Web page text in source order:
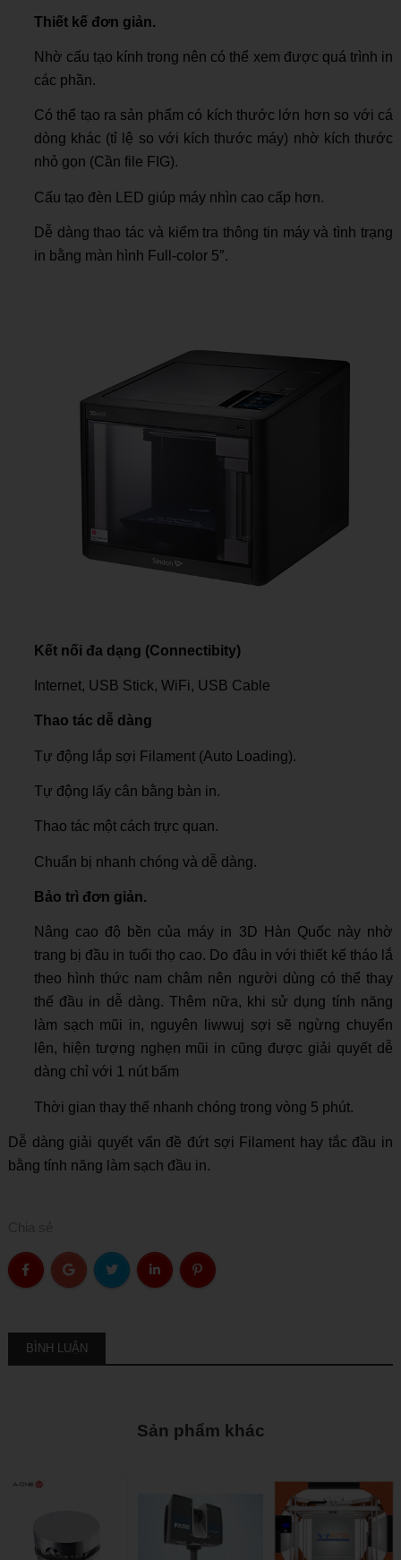
Thiết kế đơn giản.
Nhờ cấu tạo kính trong nên có thể xem được quá trình in
các phần.
Có thể tạo ra sản phẩm có kích thước lớn hơn so với cá
dòng khác (tỉ lệ so với kích thước máy) nhờ kích thước
nhỏ gọn (Cần file FIG).
Cấu tạo đèn LED giúp máy nhìn cao cấp hơn.
Dễ dàng thao tác và kiểm tra thông tin máy và tình trạng
in bằng màn hình Full-color 5″.
Kết nối đa dạng (Connectibity)
Internet, USB Stick, WiFi, USB Cable
Thao tác dễ dàng
Tự động lắp sợi Filament (Auto Loading).
Tự động lấy cân bằng bàn in.
Thao tác một cách trực quan.
Chuẩn bị nhanh chóng và dễ dàng.
Bảo trì đơn giản.
Nâng cao độ bền của máy in 3D Hàn Quốc này nhờ
trang bị đầu in tuổi thọ cao. Do đâu in với thiết kế tháo lắ
theo hình thức nam châm nên người dùng có thể thay
thế đầu in dễ dàng. Thêm nữa, khi sử dụng tính năng
làm sạch mũi in, nguyên liwwuj sợi sẽ ngừng chuyển
lên, hiện tượng nghẹn mũi in cũng được giải quyết dễ
dàng chỉ với 1 nút bấm
Thời gian thay thế nhanh chóng trong vòng 5 phút.
Dễ dàng giải quyết vấn đề đứt sợi Filament hay tắc đầu in
bằng tính năng làm sạch đầu in.
BÌNH LUẬN
Sản phẩm khác